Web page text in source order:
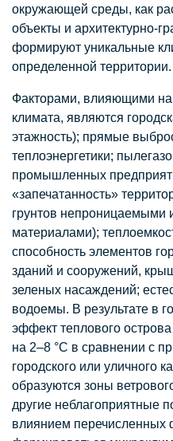
окружающей среды, как
объекты и архитектурно-
формируют уникальные
определенной территории.
Факторами, влияющими
климата, являются
этажность); прямые
теплоэнергетики;
промышленных
«запечатанность»
грунтов непроницаемыми
материалами);
способность элементов
зданий и сооружений,
зеленых насаждений;
водоемы. В результате в
эффект теплового
на 2–8 °С в сравнении с
городского или уличного
образуются зоны
другие неблагоприятные
влиянием перечисленных